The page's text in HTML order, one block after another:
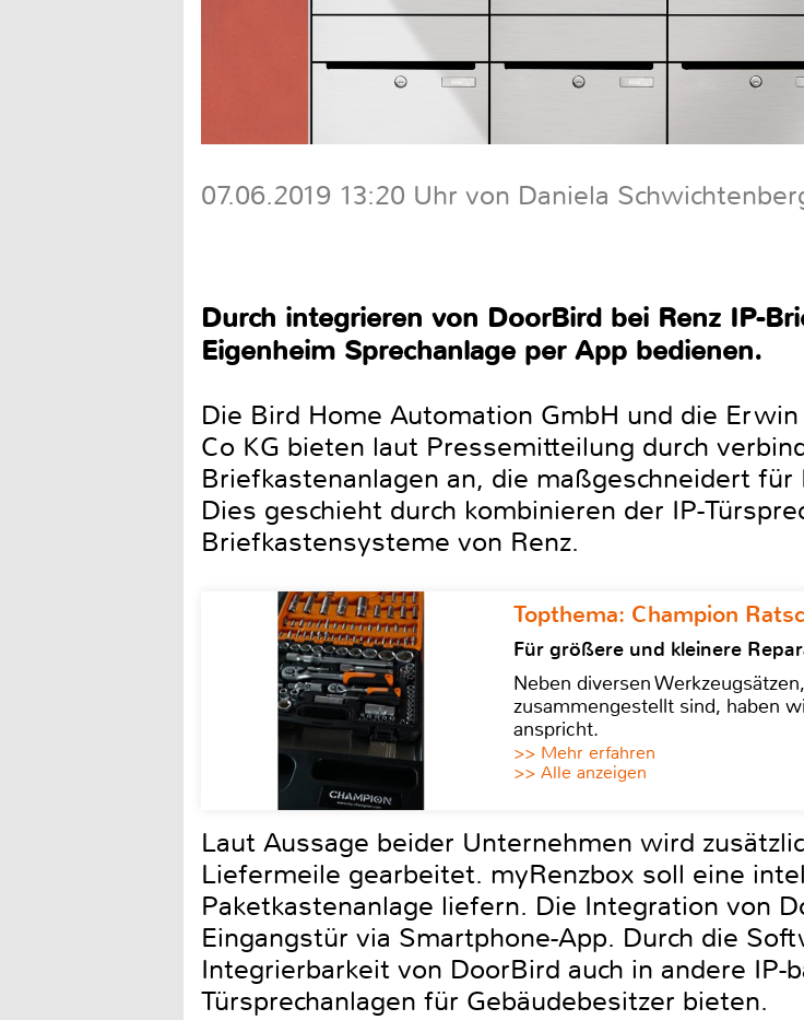
07.06.2019 13:20 Uhr von Daniela
Durch integrieren von DoorBird bei Renz IP-
Eigenheim Sprechanlage per App bedienen.
Die Bird Home Automation GmbH und die
Co KG bieten laut Pressemitteilung durch
Briefkastenanlagen an, die maßgeschneidert
Dies geschieht durch kombinieren der IP-
Briefkastensysteme von Renz.
Topthema: Champion
Für größere und kleinere
Neben diversen
zusammengestellt sind, haben
anspricht.
>> Mehr erfahren
>> Alle anzeigen
Laut Aussage beider Unternehmen wird
Liefermeile gearbeitet. myRenzbox soll eine
Paketkastenanlage liefern. Die Integration von
Eingangstür via Smartphone-App. Durch die
Integrierbarkeit von DoorBird auch in andere
Türsprechanlagen für Gebäudebesitzer bieten.